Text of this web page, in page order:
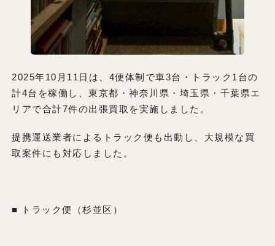
2025年10月11日は、4便体制で車3台・トラック1台の
計4台を稼働し、東京都・神奈川県・埼玉県・千葉県エ
リアで合計7件の出張買取を実施しました。
提携運送業者によるトラック便も出動し、大規模な買
取案件にも対応しました。
■ トラック便（杉並区）